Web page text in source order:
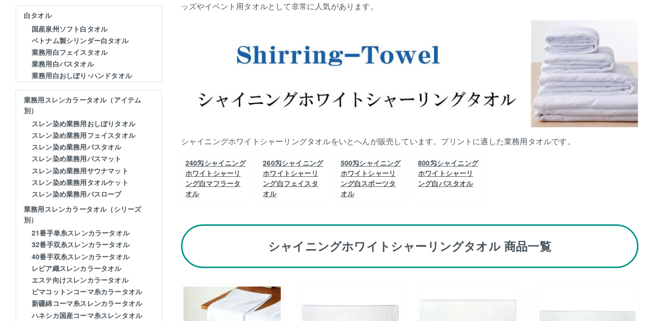
白タオル
国産泉州ソフト白タオル
ベトナム製シリンダー白タオル
業務用白フェイスタオル
業務用白バスタオル
業務用白おしぼり･ハンドタオル
業務用スレンカラータオル（アイテム
別）
スレン染め業務用おしぼりタオル
スレン染め業務用フェイスタオル
スレン染め業務用バスタオル
スレン染め業務用バスマット
スレン染め業務用サウナマット
スレン染め業務用タオルケット
スレン染め業務用バスローブ
業務用スレンカラータオル（シリーズ
別）
21番手単糸スレンカラータオル
32番手双糸スレンカラータオル
40番手双糸スレンカラータオル
レピア織スレンカラータオル
エステ向けスレンカラータオル
ピマコットンコーマ糸カラータオル
新疆綿コーマ糸スレンカラータオル
ハネシカ国産コーマ糸スレンタオル
ッズやイベント用タオルとして非常に人気があります。
シャイニングホワイトシャーリングタオルをいとへんが販売しています。プリントに適した業務用タオルです。
240匁シャイニング
ホワイトシャーリ
ング白マフラータ
オル
260匁シャイニング
ホワイトシャーリ
ング白フェイスタ
オル
500匁シャイニング
ホワイトシャーリ
ング白スポーツタ
オル
800匁シャイニング
ホワイトシャーリ
ング白バスタオル
シャイニングホワイトシャーリングタオル 商品一覧